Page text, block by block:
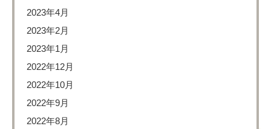
2023年4月
2023年2月
2023年1月
2022年12月
2022年10月
2022年9月
2022年8月